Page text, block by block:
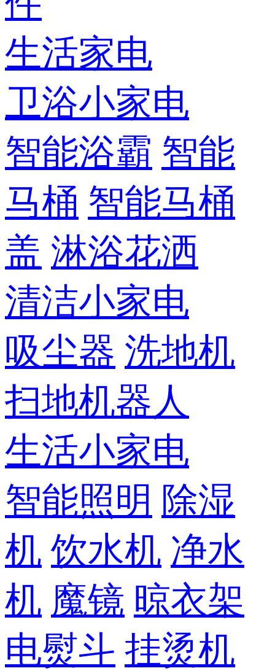
生活家电
卫浴小家电
智能浴霸 智能
马桶 智能马桶
盖 淋浴花洒
清洁小家电
吸尘器 洗地机
扫地机器人
生活小家电
智能照明 除湿
机 饮水机 净水
机 魔镜 晾衣架
电熨斗 挂烫机